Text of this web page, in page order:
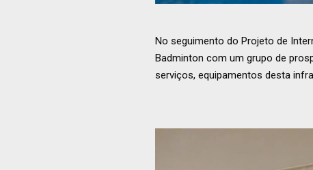
No seguimento do Projeto de
Badminton com um grupo de
serviços, equipamentos desta